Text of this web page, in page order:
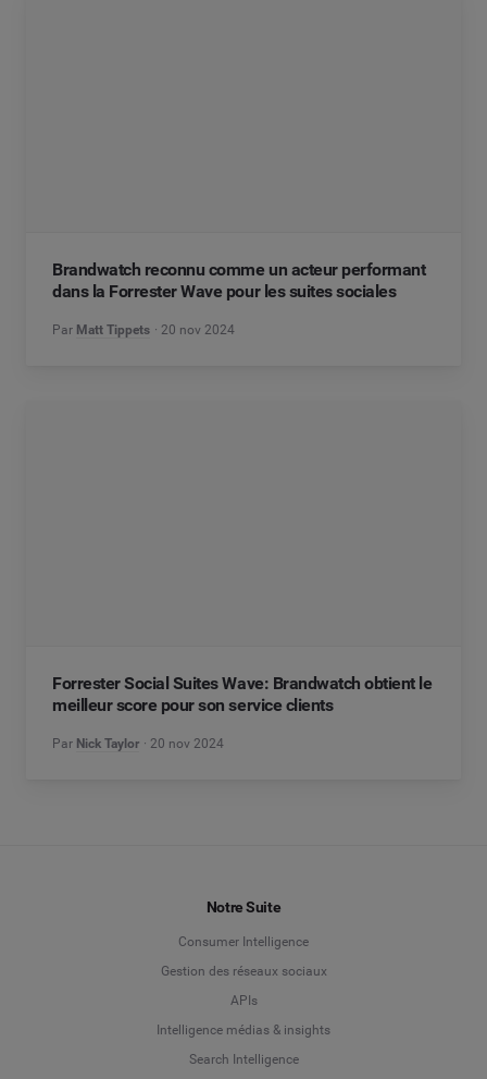
Brandwatch reconnu comme un acteur performant
dans la Forrester Wave pour les suites sociales
Par Matt Tippets 20 nov 2024
Forrester Social Suites Wave: Brandwatch obtient le
meilleur score pour son service clients
Par Nick Taylor 20 nov 2024
Notre Suite
Consumer Intelligence
Gestion des réseaux sociaux
APIs
Intelligence médias & insights
Search Intelligence